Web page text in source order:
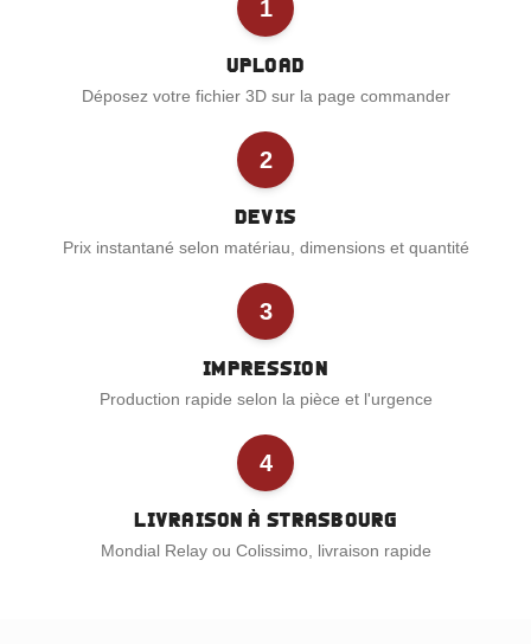
1
Upload
Déposez votre fichier 3D sur la page commander
2
Devis
Prix instantané selon matériau, dimensions et quantité
3
Impression
Production rapide selon la pièce et l'urgence
4
Livraison à Strasbourg
Mondial Relay ou Colissimo, livraison rapide